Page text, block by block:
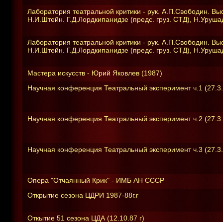
Лаборатория театральной критики - рук. А.П.Свободин.
Н.И.Штейн. Г.Д.Лордкипанидзе (предс. груз. СТД),
Лаборатория театральной критики - рук. А.П.Свободин.
Н.И.Штейн. Г.Д.Лордкипанидзе (предс. груз. СТД),
Мастера искусств - Юрий Яковлев (1987)
Научная конференция Театральный эксперимент ч.1
Научная конференция Театральный эксперимент ч.2
Научная конференция Театральный эксперимент ч.3
Опера "Отчаянный Крик" - ИМБ АН СССР
Открытие сезона ЦДРИ 1987-88г.г
Откытие 51 сезона ЦДА (12.10.87 г)